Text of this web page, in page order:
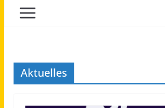
Aktuelles